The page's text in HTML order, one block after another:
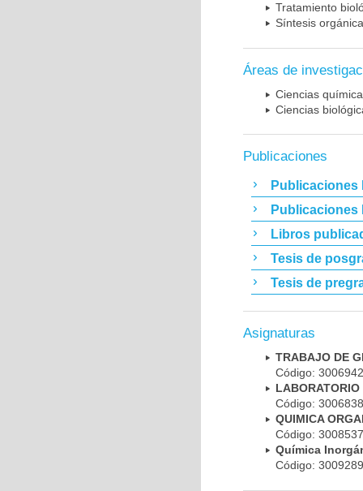
Tratamiento
Síntesis orgánica
Áreas de
Ciencias
Ciencias
Publicaciones
Publicaciones
Publicaciones
Libros
Tesis de
Tesis de
Asignaturas
TRABAJO DE
Código:
LABORATORIO
Código:
QUIMICA
Código:
Química
Código: